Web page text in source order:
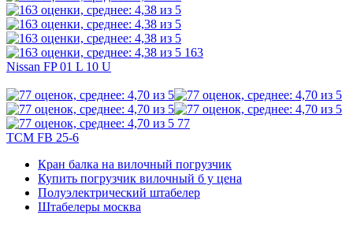
163
Nissan FP 01 L 10 U
77
TCM FB 25-6
Кран балка на вилочный погрузчик
Купить погрузчик вилочный б у цена
Полуэлектрический штабелер
Штабелеры москва